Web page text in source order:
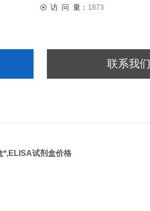
访 问 量： 1873
联系我们
*,ELISA试剂盒价格